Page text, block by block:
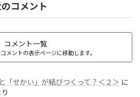
コメント
コメント一覧
メントの表示ページに移動します。
「せかい」が結びつくって？＜２＞ に